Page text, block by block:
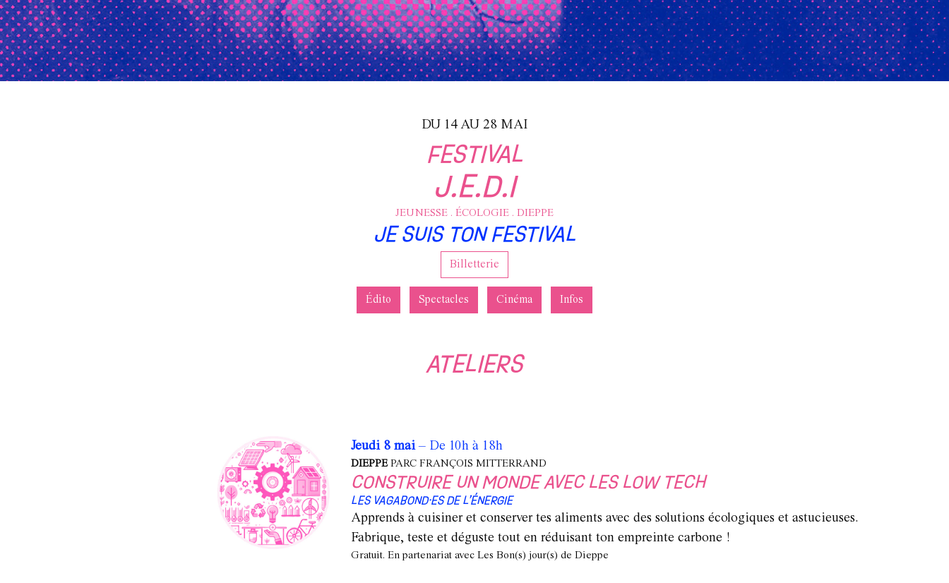
DU 14 AU 28 MAI
FESTIVAL
J.E.D.I
JEUNESSE . ÉCOLOGIE . DIEPPE
JE SUIS TON FESTIVAL
Billetterie
Édito Spectacles Cinéma Infos
ATELIERS
Jeudi 8 mai– De 10h à 18h
DIEPPEPARC FRANÇOIS MITTERRAND
CONSTRUIRE UN MONDE AVEC LES LOW TECH
LES VAGABOND·ES DE L’ÉNERGIE
Apprends à cuisiner et conserver tes aliments avec des solutions écologiques et astucieuses.
Fabrique, teste et déguste tout en réduisant ton empreinte carbone !
Gratuit. En partenariat avec Les Bon(s) jour(s) de Dieppe